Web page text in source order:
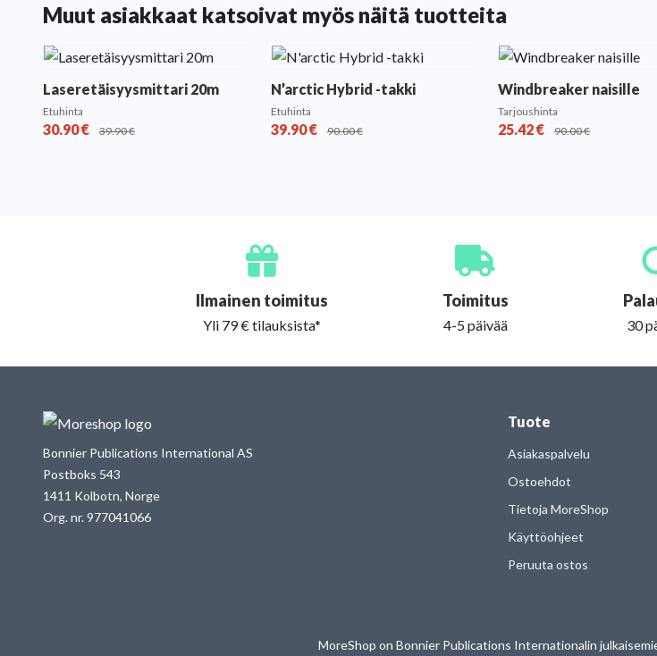
Muut asiakkaat katsoivat myös näitä tuotteita
Laseretäisyysmittari 20m
Etuhinta
30.90€ 39.90€
N’arctic Hybrid -takki
Etuhinta
39.90€ 90.00€
Windbreaker naisille
Tarjoushinta
25.42€ 90.00€
Ilmainen toimitus
Yli 79 € tilauksista*
Toimitus
4-5 päivää 30
Bonnier Publications International AS
Postboks 543
1411 Kolbotn, Norge
Org. nr. 977041066
Tuote
Asiakaspalvelu
Ostoehdot
Tietoja MoreShop
Käyttöohjeet
Peruuta ostos
MoreShop on Bonnier Publications Internationalin